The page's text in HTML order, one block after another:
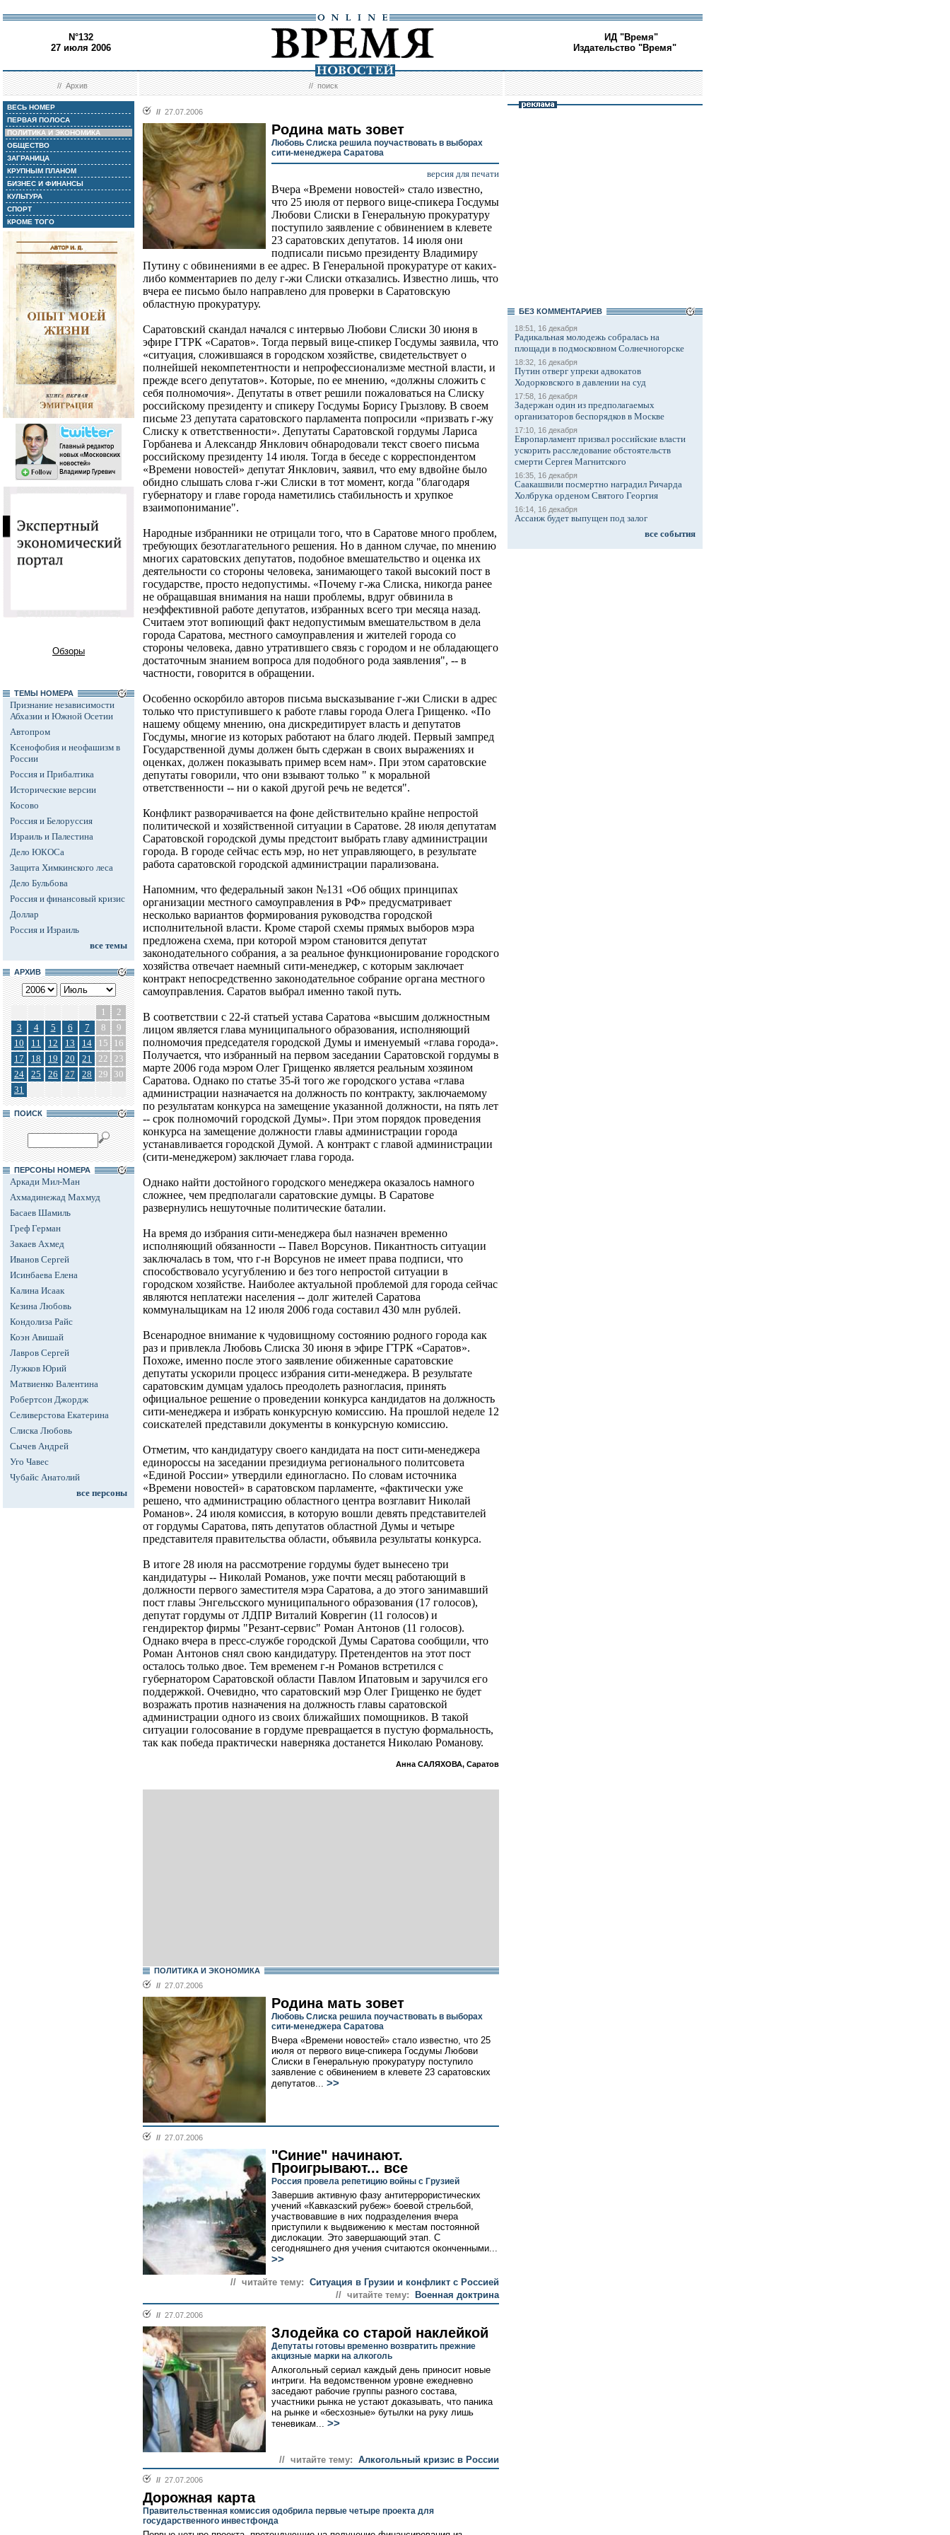
N°132
27 июля 2006
ИД "Время"
Издательство "Время"
//Архив //поиск
ВЕСЬ НОМЕР
ПЕРВАЯ ПОЛОСА
ПОЛИТИКА И ЭКОНОМИКА
ОБЩЕСТВО
ЗАГРАНИЦА
КРУПНЫМ ПЛАНОМ
БИЗНЕС И ФИНАНСЫ
КУЛЬТУРА
СПОРТ
КРОМЕ ТОГО
Обзоры
ТЕМЫ НОМЕРА
Признание независимости
Абхазии и Южной Осетии
Автопром
Ксенофобия и неофашизм в
России
Россия и Прибалтика
Исторические версии
Косово
Россия и Белоруссия
Израиль и Палестина
Дело ЮКОСа
Защита Химкинского леса
Дело Бульбова
Россия и финансовый кризис
Доллар
Россия и Израиль
все темы
АРХИВ
1
2
3
4 5 6 7 8
9
10
11 12 13 14 15
16
17
18 19 20 21 22 23
24
25 26 27 28 29
30
31
ПОИСК
ПЕРСОНЫ НОМЕРА
Аркади Мил-Ман
Ахмадинежад Махмуд
Басаев Шамиль
Греф Герман
Закаев Ахмед
Иванов Сергей
Исинбаева Елена
Калина Исаак
Кезина Любовь
Кондолиза Райс
Коэн Авишай
Лавров Сергей
Лужков Юрий
Матвиенко Валентина
Робертсон Джордж
Селиверстова Екатерина
Слиска Любовь
Сычев Андрей
Уго Чавес
Чубайс Анатолий
все персоны
// 27.07.2006
Родина мать зовет
Любовь Слиска решила поучаствовать в выборах
сити-менеджера Саратова
версия для печати
Вчера «Времени новостей» стало известно,
что 25 июля от первого вице-спикера Госдумы
Любови Слиски в Генеральную прокуратуру
поступило заявление с обвинением в клевете
23 саратовских депутатов. 14 июля они
подписали письмо президенту Владимиру
Путину с обвинениями в ее адрес. В Генеральной прокуратуре от каких-
либо комментариев по делу г-жи Слиски отказались. Известно лишь, что
вчера ее письмо было направлено для проверки в Саратовскую
областную прокуратуру.
Саратовский скандал начался с интервью Любови Слиски 30 июня в
эфире ГТРК «Саратов». Тогда первый вице-спикер Госдумы заявила, что
«ситуация, сложившаяся в городском хозяйстве, свидетельствует о
полнейшей некомпетентности и непрофессионализме местной власти, и
прежде всего депутатов». Которые, по ее мнению, «должны сложить с
себя полномочия». Депутаты в ответ решили пожаловаться на Слиску
российскому президенту и спикеру Госдумы Борису Грызлову. В своем
письме 23 депутата саратовского парламента попросили «призвать г-жу
Слиску к ответственности». Депутаты Саратовской гордумы Лариса
Горбанева и Александр Янклович обнародовали текст своего письма
российскому президенту 14 июля. Тогда в беседе с корреспондентом
«Времени новостей» депутат Янклович, заявил, что ему вдвойне было
обидно слышать слова г-жи Слиски в тот момент, когда "благодаря
губернатору и главе города наметились стабильность и хрупкое
взаимопонимание".
Народные избранники не отрицали того, что в Саратове много проблем,
требующих безотлагательного решения. Но в данном случае, по мнению
многих саратовских депутатов, подобное вмешательство и оценка их
деятельности со стороны человека, занимающего такой высокий пост в
государстве, просто недопустимы. «Почему г-жа Слиска, никогда ранее
не обращавшая внимания на наши проблемы, вдруг обвинила в
неэффективной работе депутатов, избранных всего три месяца назад.
Считаем этот вопиющий факт недопустимым вмешательством в дела
города Саратова, местного самоуправления и жителей города со
стороны человека, давно утратившего связь с городом и не обладающего
достаточным знанием вопроса для подобного рода заявления", -- в
частности, говорится в обращении.
Особенно оскорбило авторов письма высказывание г-жи Слиски в адрес
только что приступившего к работе главы города Олега Грищенко. «По
нашему общему мнению, она дискредитирует власть и депутатов
Госдумы, многие из которых работают на благо людей. Первый зампред
Государственной думы должен быть сдержан в своих выражениях и
оценках, должен показывать пример всем нам». При этом саратовские
депутаты говорили, что они взывают только " к моральной
ответственности -- ни о какой другой речь не ведется".
Конфликт разворачивается на фоне действительно крайне непростой
политической и хозяйственной ситуации в Саратове. 28 июля депутатам
Саратовской городской думы предстоит выбрать главу администрации
города. В городе сейчас есть мэр, но нет управляющего, в результате
работа саратовской городской администрации парализована.
Напомним, что федеральный закон №131 «Об общих принципах
организации местного самоуправления в РФ» предусматривает
несколько вариантов формирования руководства городской
исполнительной власти. Кроме старой схемы прямых выборов мэра
предложена схема, при которой мэром становится депутат
законодательного собрания, а за реальное функционирование городского
хозяйства отвечает наемный сити-менеджер, с которым заключает
контракт непосредственно законодательное собрание органа местного
самоуправления. Саратов выбрал именно такой путь.
В соответствии с 22-й статьей устава Саратова «высшим должностным
лицом является глава муниципального образования, исполняющий
полномочия председателя городской Думы и именуемый «глава города».
Получается, что избранный на первом заседании Саратовской гордумы в
марте 2006 года мэром Олег Грищенко является реальным хозяином
Саратова. Однако по статье 35-й того же городского устава «глава
администрации назначается на должность по контракту, заключаемому
по результатам конкурса на замещение указанной должности, на пять лет
-- срок полномочий городской Думы». При этом порядок проведения
конкурса на замещение должности главы администрации города
устанавливается городской Думой. А контракт с главой администрации
(сити-менеджером) заключает глава города.
Однако найти достойного городского менеджера оказалось намного
сложнее, чем предполагали саратовские думцы. В Саратове
развернулись нешуточные политические баталии.
На время до избрания сити-менеджера был назначен временно
исполняющий обязанности -- Павел Ворсунов. Пикантность ситуации
заключалась в том, что г-н Ворсунов не имеет права подписи, что
способствовало усугублению и без того непростой ситуации в
городском хозяйстве. Наиболее актуальной проблемой для города сейчас
являются неплатежи населения -- долг жителей Саратова
коммунальщикам на 12 июля 2006 года составил 430 млн рублей.
Всенародное внимание к чудовищному состоянию родного города как
раз и привлекла Любовь Слиска 30 июня в эфире ГТРК «Саратов».
Похоже, именно после этого заявление обиженные саратовские
депутаты ускорили процесс избрания сити-менеджера. В результате
саратовским думцам удалось преодолеть разногласия, принять
официальное решение о проведении конкурса кандидатов на должность
сити-менеджера и избрать конкурсную комиссию. На прошлой неделе 12
соискателей представили документы в конкурсную комиссию.
Отметим, что кандидатуру своего кандидата на пост сити-менеджера
единороссы на заседании президиума регионального политсовета
«Единой России» утвердили единогласно. По словам источника
«Времени новостей» в саратовском парламенте, «фактически уже
решено, что администрацию областного центра возглавит Николай
Романов». 24 июля комиссия, в которую вошли девять представителей
от гордумы Саратова, пять депутатов областной Думы и четыре
представителя правительства области, объявила результаты конкурса.
В итоге 28 июля на рассмотрение гордумы будет вынесено три
кандидатуры -- Николай Романов, уже почти месяц работающий в
должности первого заместителя мэра Саратова, а до этого занимавший
пост главы Энгельсского муниципального образования (17 голосов),
депутат гордумы от ЛДПР Виталий Коврегин (11 голосов) и
гендиректор фирмы "Резант-сервис" Роман Антонов (11 голосов).
Однако вчера в пресс-службе городской Думы Саратова сообщили, что
Роман Антонов снял свою кандидатуру. Претендентов на этот пост
осталось только двое. Тем временем г-н Романов встретился с
губернатором Саратовской области Павлом Ипатовым и заручился его
поддержкой. Очевидно, что саратовский мэр Олег Грищенко не будет
возражать против назначения на должность главы саратовской
администрации одного из своих ближайших помощников. В такой
ситуации голосование в гордуме превращается в пустую формальность,
так как победа практически наверняка достанется Николаю Романову.
Анна САЛЯХОВА, Саратов
ПОЛИТИКА И ЭКОНОМИКА
// 27.07.2006
Родина мать зовет
Любовь Слиска решила поучаствовать в выборах
сити-менеджера Саратова
Вчера «Времени новостей» стало известно, что 25
июля от первого вице-спикера Госдумы Любови
Слиски в Генеральную прокуратуру поступило
заявление с обвинением в клевете 23 саратовских
депутатов... >>
// 27.07.2006
"Синие" начинают.
Проигрывают... все
Россия провела репетицию войны с Грузией
Завершив активную фазу антитеррористических
учений «Кавказский рубеж» боевой стрельбой,
участвовавшие в них подразделения вчера
приступили к выдвижению к местам постоянной
дислокации. Это завершающий этап. С
сегодняшнего дня учения считаются оконченными...
>>
// читайте тему: Ситуация в Грузии и конфликт с Россией
// читайте тему:
Военная доктрина
// 27.07.2006
Злодейка со старой наклейкой
Депутаты готовы временно возвратить прежние
акцизные марки на алкоголь
Алкогольный сериал каждый день приносит новые
интриги. На ведомственном уровне ежедневно
заседают рабочие группы разного состава,
участники рынка не устают доказывать, что паника
на рынке и «бесхозные» бутылки на руку лишь
теневикам... >>
// читайте тему: Алкогольный кризис в России
// 27.07.2006
Дорожная карта
Правительственная комиссия одобрила первые четыре проекта для
государственного инвестфонда
БЕЗ КОМMЕНТАРИЕВ
18:51, 16 декабря
Радикальная молодежь собралась на
площади в подмосковном Солнечногорске
18:32, 16 декабря
Путин отверг упреки адвокатов
Ходорковского в давлении на суд
17:58, 16 декабря
Задержан один из предполагаемых
организаторов беспорядков в Москве
17:10, 16 декабря
Европарламент призвал российские власти
ускорить расследование обстоятельств
смерти Сергея Магнитского
16:35, 16 декабря
Саакашвили посмертно наградил Ричарда
Холбрука орденом Святого Георгия
16:14, 16 декабря
Ассанж будет выпущен под залог
все события